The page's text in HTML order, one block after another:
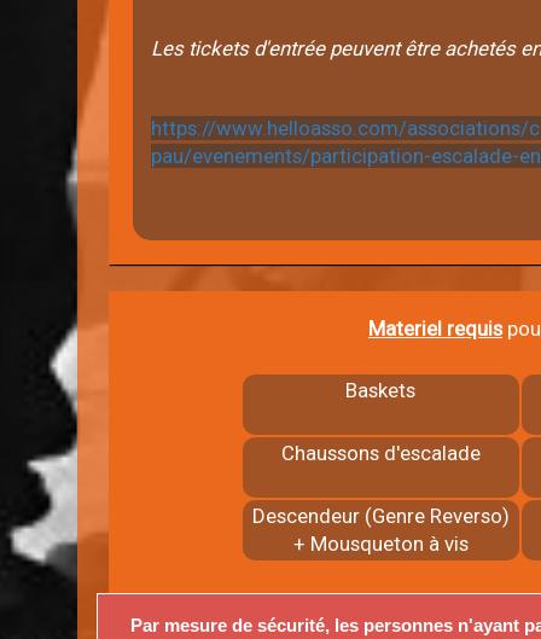
Les tickets d'entrée peuvent être achetés
https://www.helloasso.com/associations/
pau/evenements/participation-escalade-
Materiel requis
Baskets
Chaussons d'escalade
Descendeur (Genre Reverso)
+ Mousqueton à vis
Par mesure de sécurité, les personnes n'ayant